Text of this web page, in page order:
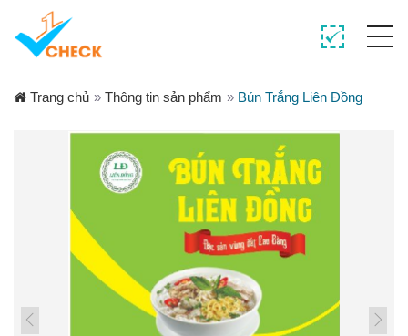
Trang chủ » Thông tin sản phẩm » Bún Trắng Liên Đồng